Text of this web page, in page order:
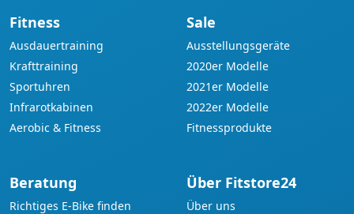
Fitness
Ausdauertraining
Krafttraining
Sportuhren
Infrarotkabinen
Aerobic & Fitness
Sale
Ausstellungsgeräte
2020er Modelle
2021er Modelle
2022er Modelle
Fitnessprodukte
Beratung
Richtiges E-Bike finden
Über Fitstore24
Über uns